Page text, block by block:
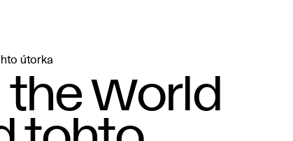
útorka
World